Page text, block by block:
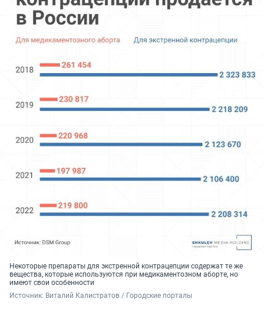
Некоторые препараты для экстренной контрацепции содержат те же
вещества, которые используются при медикаментозном аборте, но
имеют свои особенности
Источник: Виталий Калистратов / Городские порталы